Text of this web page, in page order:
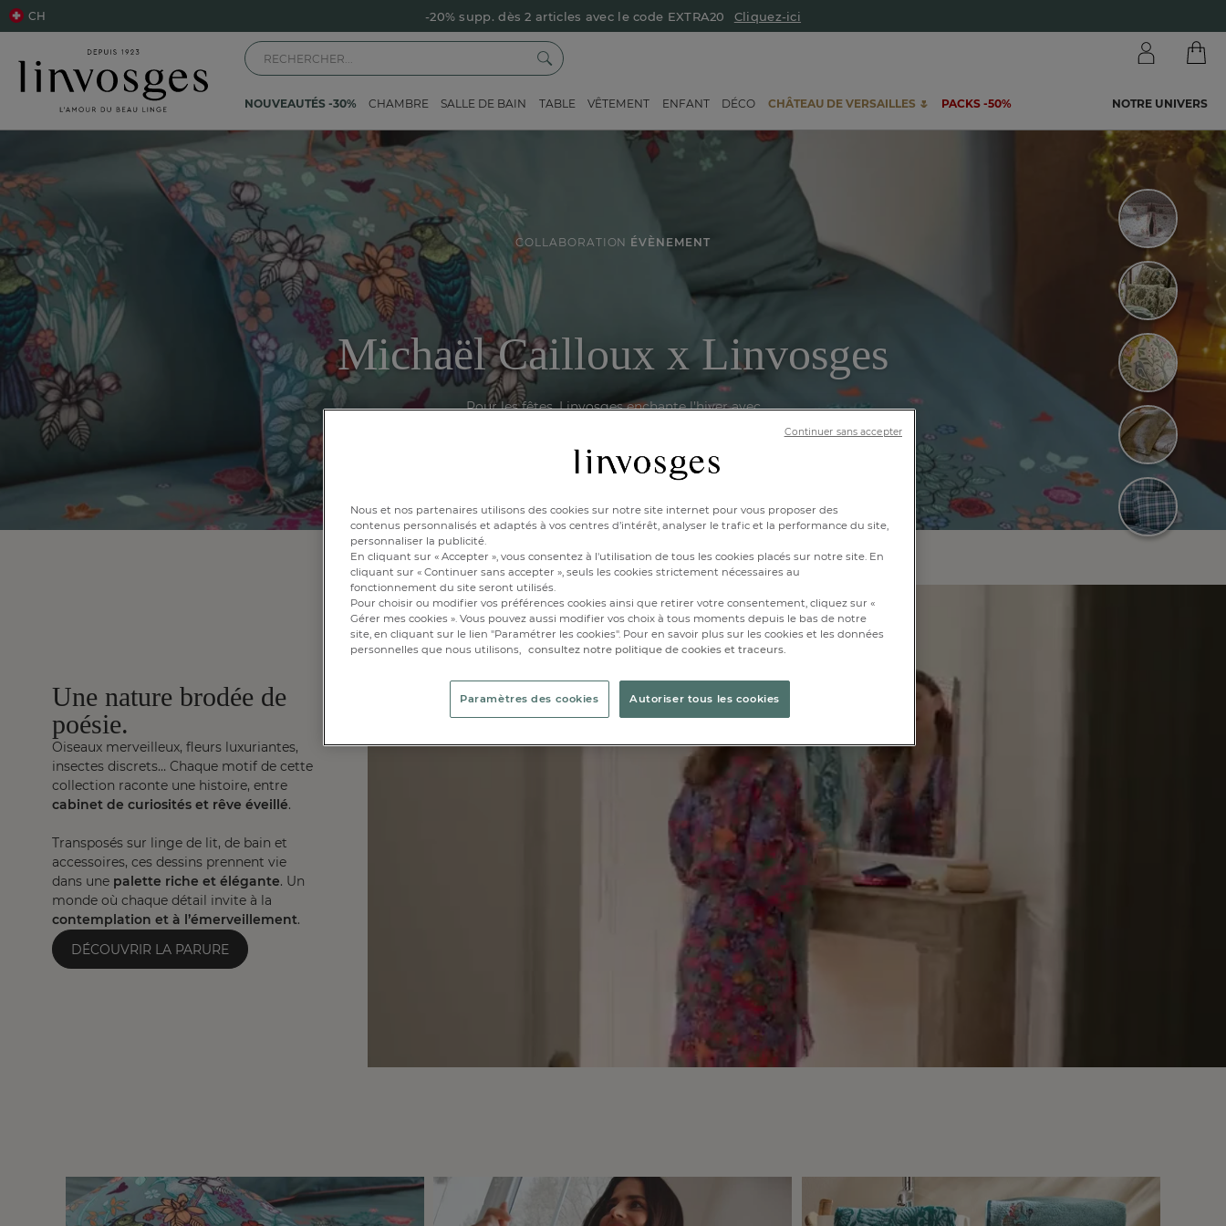
-20% supp. dès 2 articles avec le code EXTRA20 Cliquez-ici
CH
NOUVEAUTÉS -30% CHAMBRE SALLE DE BAIN TABLE VÊTEMENT ENFANT DÉCO CHÂTEAU DE VERSAILLES 🌷 PACKS -50% NOTRE UNIVERS
COLLABORATION ÉVÈNEMENT
Michaël Cailloux x Linvosges
Pour les fêtes, Linvosges enchante l’hiver avec
Une nature brodée de
poésie.
Oiseaux merveilleux, fleurs luxuriantes,
insectes discrets… Chaque motif de cette
collection raconte une histoire, entre
cabinet de curiosités et rêve éveillé.
Transposés sur linge de lit, de bain et
accessoires, ces dessins prennent vie
dans une palette riche et élégante. Un
monde où chaque détail invite à la
contemplation et à l’émerveillement.
DÉCOUVRIR LA PARURE
Nous et nos partenaires utilisons des cookies sur notre site internet pour vous proposer des
contenus personnalisés et adaptés à vos centres d’intérêt, analyser le trafic et la performance du site,
personnaliser la publicité.
En cliquant sur « Accepter », vous consentez à l'utilisation de tous les cookies placés sur notre site. En
cliquant sur « Continuer sans accepter », seuls les cookies strictement nécessaires au
fonctionnement du site seront utilisés.
Pour choisir ou modifier vos préférences cookies ainsi que retirer votre consentement, cliquez sur «
Gérer mes cookies ». Vous pouvez aussi modifier vos choix à tous moments depuis le bas de notre
site, en cliquant sur le lien "Paramétrer les cookies". Pour en savoir plus sur les cookies et les données
personnelles que nous utilisons, consultez notre politique de cookies et traceurs.
Paramètres des cookies Autoriser tous les cookies
Continuer sans accepter